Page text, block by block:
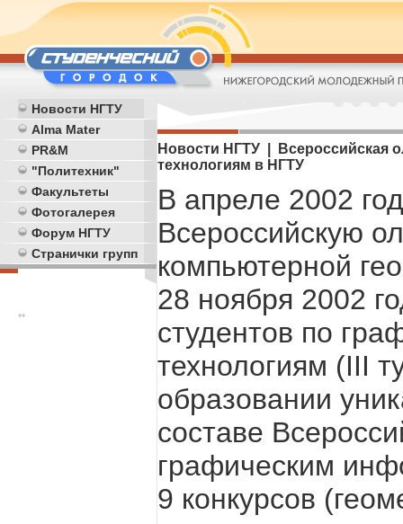
Новости НГТУ
Alma Mater
PR&M
"Политехник"
Факультеты
Фотогалерея
Форум НГТУ
Странички групп
**
Новости НГТУ | Всероссийская
технологиям в НГТУ
В апреле 2002
Всероссийскую
компьютерной
28 ноября 2002
студентов по
технологиям (III
образовании
составе
графическим
9 конкурсов